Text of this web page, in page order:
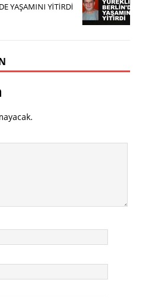
YAŞAMINI YİTİRDİ